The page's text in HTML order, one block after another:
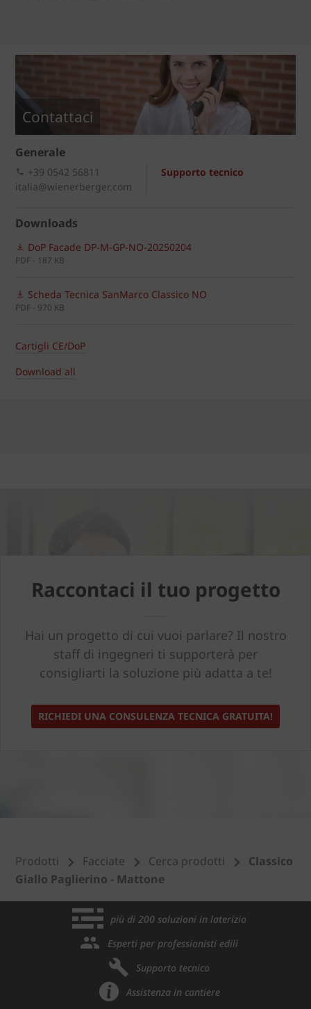
Contattaci
Generale
Supporto tecnico
+39 0542 56811
italia@wienerberger.com
Downloads
DoP Facade DP-M-GP-NO-20250204
PDF - 187 KB
Scheda Tecnica SanMarco Classico NO
PDF - 970 KB
Cartigli CE/DoP
Download all
Raccontaci il tuo progetto
Hai un progetto di cui vuoi parlare? Il nostro
staff di ingegneri ti supporterà per
consigliarti la soluzione più adatta a te!
RICHIEDI UNA CONSULENZA TECNICA GRATUITA!
Prodotti Facciate Cerca prodotti
Classico
Giallo Paglierino - Mattone
più di 200 soluzioni in laterizio
Esperti per professionisti edili
Supporto tecnico
Assistenza in cantiere